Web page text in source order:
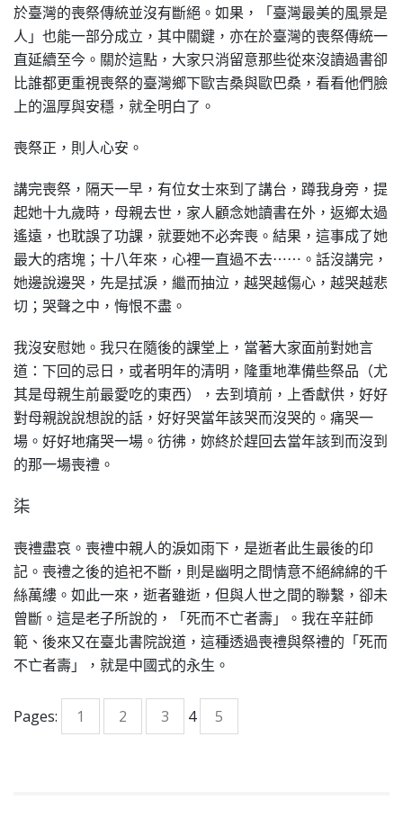
於臺灣的喪祭傳統並沒有斷絕。如果，「臺灣最美的風景是
人」也能一部分成立，其中關鍵，亦在於臺灣的喪祭傳統一
直延續至今。關於這點，大家只消留意那些從來沒讀過書卻
比誰都更重視喪祭的臺灣鄉下歐吉桑與歐巴桑，看看他們臉
上的溫厚與安穩，就全明白了。
喪祭正，則人心安。
講完喪祭，隔天一早，有位女士來到了講台，蹲我身旁，提
起她十九歲時，母親去世，家人顧念她讀書在外，返鄉太過
遙遠，也耽誤了功課，就要她不必奔喪。結果，這事成了她
最大的痞塊；十八年來，心裡一直過不去⋯⋯。話沒講完，
她邊說邊哭，先是拭淚，繼而抽泣，越哭越傷心，越哭越悲
切；哭聲之中，悔恨不盡。
我沒安慰她。我只在隨後的課堂上，當著大家面前對她言
道：下回的忌日，或者明年的清明，隆重地準備些祭品（尤
其是母親生前最愛吃的東西），去到墳前，上香獻供，好好
對母親說說想說的話，好好哭當年該哭而沒哭的。痛哭一
場。好好地痛哭一場。彷彿，妳終於趕回去當年該到而沒到
的那一場喪禮。
柒
喪禮盡哀。喪禮中親人的淚如雨下，是逝者此生最後的印
記。喪禮之後的追祀不斷，則是幽明之間情意不絕綿綿的千
絲萬縷。如此一來，逝者雖逝，但與人世之間的聯繫，卻未
曾斷。這是老子所說的，「死而不亡者壽」。我在辛莊師
範、後來又在臺北書院說道，這種透過喪禮與祭禮的「死而
不亡者壽」，就是中國式的永生。
Pages: 1 2 3 4 5